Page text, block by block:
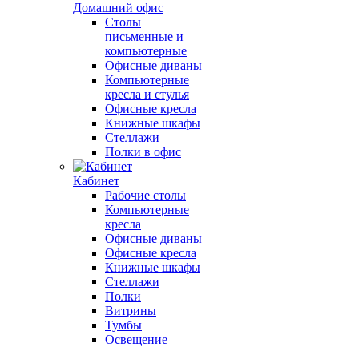
Домашний офис
Столы
письменные и
компьютерные
Офисные диваны
Компьютерные
кресла и стулья
Офисные кресла
Книжные шкафы
Стеллажи
Полки в офис
Кабинет
Рабочие столы
Компьютерные
кресла
Офисные диваны
Офисные кресла
Книжные шкафы
Стеллажи
Полки
Витрины
Тумбы
Освещение